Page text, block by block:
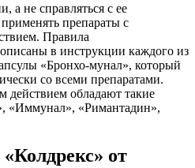
а не справляться с ее
препараты с
Правила
в инструкции каждого из
«Бронхо-мунал», который
со всеми препаратами.
обладают такие
«Иммунал», «Римантадин»,
от